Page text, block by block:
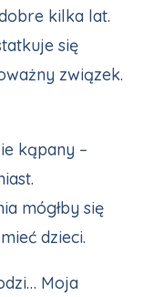
kilka lat.
się
związek.
kąpany –
mógłby się
dzieci.
Moja